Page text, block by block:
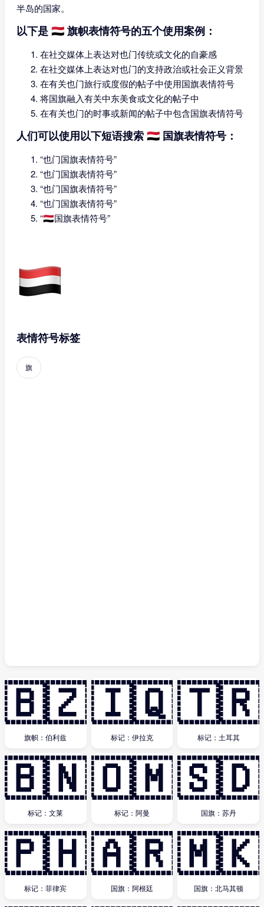
半岛的国家。
以下是 🇾🇪 旗帜表情符号的五个使用案例：
在社交媒体上表达对也门传统或文化的自豪感
在社交媒体上表达对也门的支持政治或社会正义背景
在有关也门旅行或度假的帖子中使用国旗表情符号
将国旗融入有关中东美食或文化的帖子中
在有关也门的时事或新闻的帖子中包含国旗表情符号
人们可以使用以下短语搜索 🇾🇪 国旗表情符号：
“也门国旗表情符号”
“也门国旗表情符号”
“也门国旗表情符号”
“也门国旗表情符号”
“🇾🇪国旗表情符号”
表情符号标签
旗
🇧🇿
旗帜：伯利兹
🇮🇶
标记：伊拉克
🇹🇷
标记：土耳其
🇧🇳
标记：文莱
🇴🇲
标记：阿曼
🇸🇩
国旗：苏丹
🇵🇭
标记：菲律宾
🇦🇷
国旗：阿根廷
🇲🇰
国旗：北马其顿